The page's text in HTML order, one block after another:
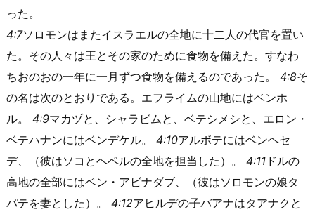
った。
4:7ソロモンはまたイスラエルの全地に十二人の代官を置い
た。その人々は王とその家のために食物を備えた。すなわ
ちおのおの一年に一月ずつ食物を備えるのであった。 4:8そ
の名は次のとおりである。エフライムの山地にはベンホ
ル。 4:9マカヅと、シャラビムと、ベテシメシと、エロン・
ベテハナンにはベンデケル。 4:10アルボテにはベンヘセ
デ、（彼はソコとヘペルの全地を担当した）。 4:11 ドルの
高地の全部にはベン・アビナダブ、（彼はソロモンの娘タ
パテを妻とした）。 4:12アヒルデの子バアナはタアナクと